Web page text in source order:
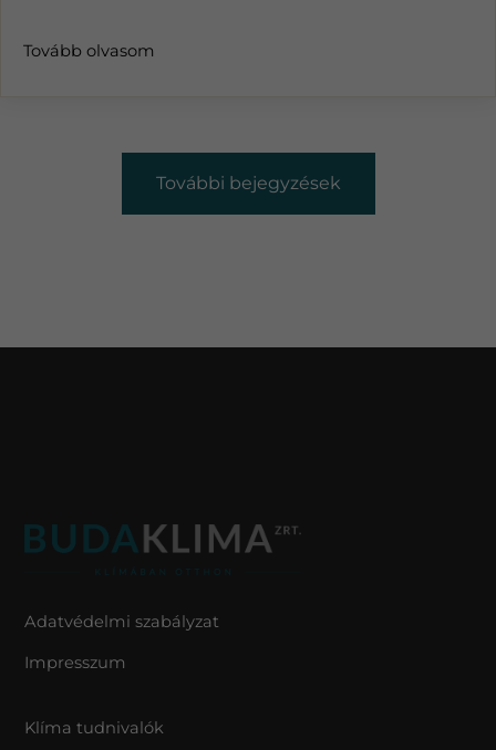
Tovább olvasom
További bejegyzések
Adatvédelmi szabályzat
Impresszum
Klíma tudnivalók